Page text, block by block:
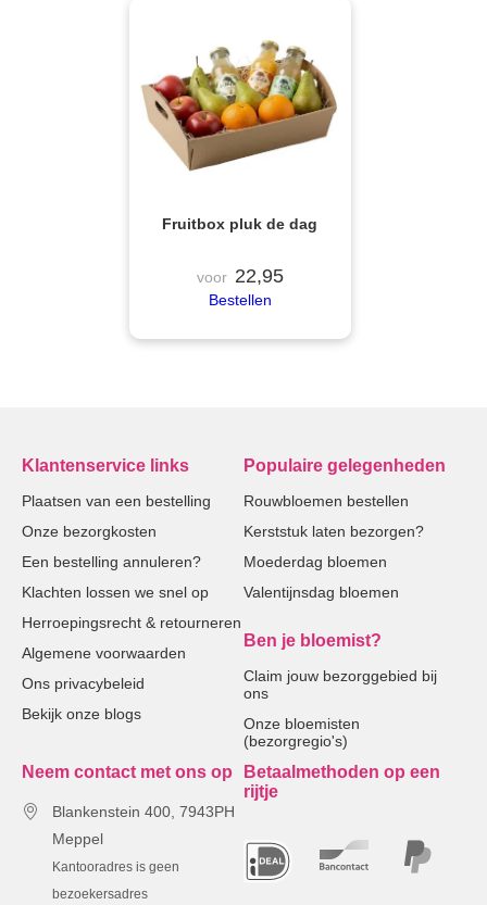
Fruitbox pluk de dag
voor 22,95
Bestellen
Klantenservice links
Plaatsen van een bestelling
Onze bezorgkosten
Een bestelling annuleren?
Klachten lossen we snel op
Herroepingsrecht & retourneren
Algemene voorwaarden
Ons privacybeleid
Bekijk onze blogs
Populaire gelegenheden
Rouwbloemen bestellen
Kerststuk laten bezorgen?
Moederdag bloemen
Valentijnsdag bloemen
Ben je bloemist?
Claim jouw bezorggebied bij
ons
Onze bloemisten
(bezorgregio's)
Neem contact met ons op
Blankenstein 400, 7943PH
Meppel
Kantooradres is geen
bezoekersadres
Betaalmethoden op een
rijtje